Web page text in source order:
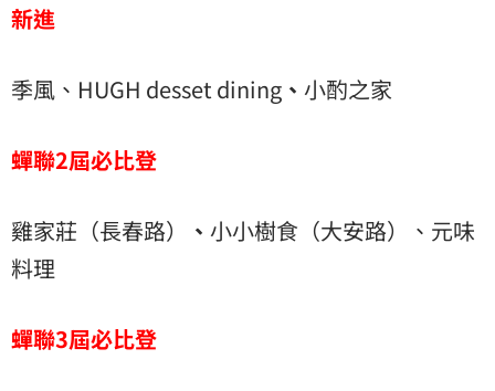
新進
季風、HUGH desset dining 、 小酌之家
蟬聯2屆必比登
雞家莊（長春路） 、 小小樹食（大安路）、元味
料理
蟬聯3屆必比登